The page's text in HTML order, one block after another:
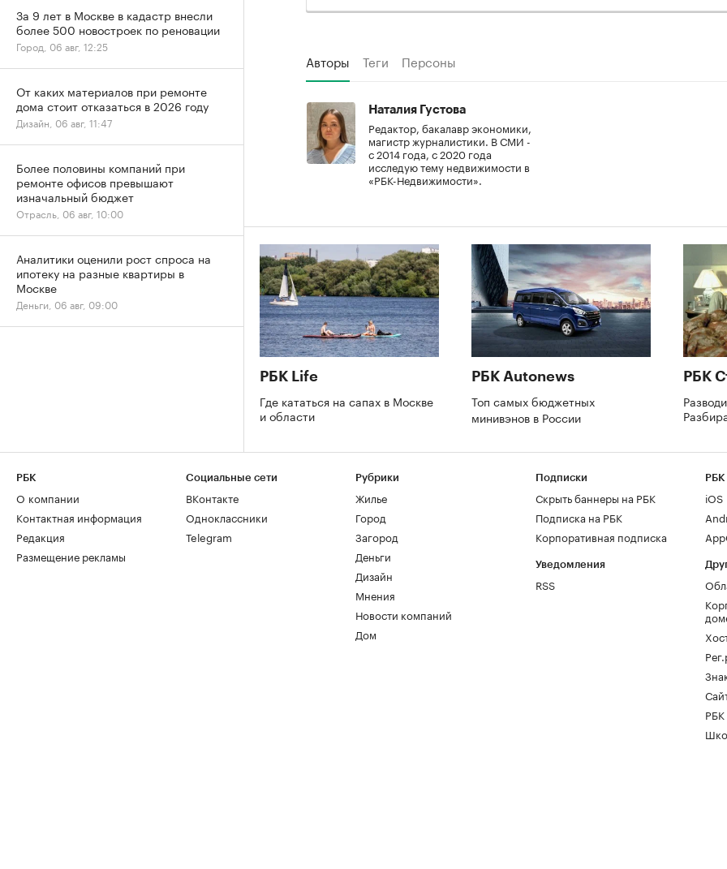
Авторы Теги Персоны
Наталия Густова
Редактор, бакалавр экономики,
магистр журналистики. В СМИ -
с 2014 года, с 2020 года
исследую тему недвижимости в
«РБК-Недвижимости».
РБК Life
Где кататься на сапах в Москве
и области
РБК Autonews
Топ самых бюджетных
минивэнов в России
РБК
За 9 лет в Москве в кадастр внесли
более 500 новостроек по реновации
Город, 06 авг, 12:25
От каких материалов при ремонте
дома стоит отказаться в 2026 году
Дизайн, 06 авг, 11:47
Более половины компаний при
ремонте офисов превышают
изначальный бюджет
Отрасль, 06 авг, 10:00
Аналитики оценили рост спроса на
ипотеку на разные квартиры в
Москве
Деньги, 06 авг, 09:00
РБК
О компании
Контактная информация
Редакция
Размещение рекламы
Социальные сети
ВКонтакте
Одноклассники
Telegram
Рубрики
Жилье
Город
Загород
Деньги
Дизайн
Мнения
Новости компаний
Дом
Подписки
Скрыть баннеры на РБК
Подписка на РБК
Корпоративная подписка
Уведомления
RSS
РБК
iOS